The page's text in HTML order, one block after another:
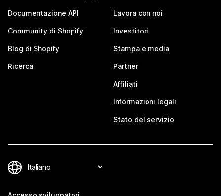
Documentazione API
Community di Shopify
Blog di Shopify
Ricerca
Lavora con noi
Investitori
Stampa e media
Partner
Affiliati
Informazioni legali
Stato del servizio